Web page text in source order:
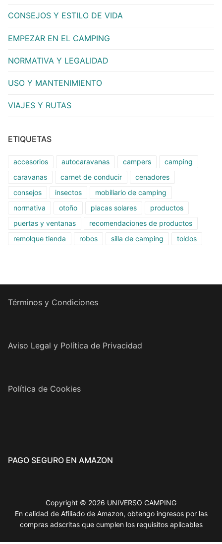
CONSEJOS Y ESTILO DE VIDA
EMPEZAR EN EL CAMPING
NORMATIVA Y LEGALIDAD
USO Y MANTENIMIENTO
VIAJES Y RUTAS
ETIQUETAS
accesorios autocaravanas campers
camping
caravanas
carnet de conducir
cenadores
consejos
insectos
mobiliario de camping
normativa
otoño placas solares
productos
puertas y ventanas
recomendaciones de productos
remolque tienda
robos silla de camping toldos
Términos y Condiciones
Aviso Legal y Política de Privacidad
Política de Cookies
PAGO SEGURO EN AMAZON
Copyright © 2026 UNIVERSO CAMPING
En calidad de Afiliado de Amazon, obtengo ingresos por las
compras adscritas que cumplen los requisitos aplicables